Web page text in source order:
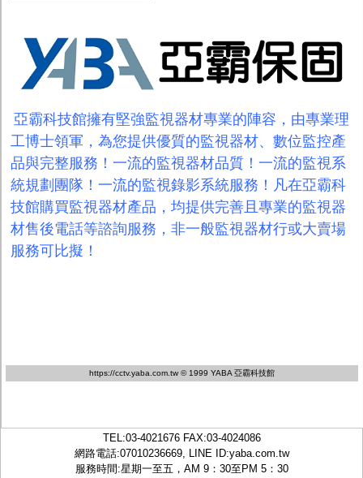
亞霸科技館擁有堅強監視器材專業的陣容，由專業理
工博士領軍，為您提供優質的監視器材、數位監控產
品與完整服務！一流的監視器材品質！一流的監視系
統規劃團隊！一流的監視錄影系統服務！凡在亞霸科
技館購買監視器材產品，均提供完善且專業的監視器
材售後電話等諮詢服務，非一般監視器材行或大賣場
服務可比擬！
https://cctv.yaba.com.tw © 1999 YABA 亞霸科技館
TEL:03-4021676FAX:03-4024086
網路電話:07010236669, LINE ID:yaba.com.tw
服務時間:星期一至五，AM 9：30至PM 5：30